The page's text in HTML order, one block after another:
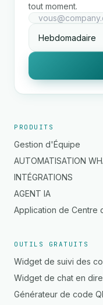
tout moment.
PRODUITS
Gestion d'Équipe
AUTOMATISATION
INTÉGRATIONS
AGENT IA
Application de Centre
OUTILS GRATUITS
Widget de suivi des
Widget de chat en
Générateur de code